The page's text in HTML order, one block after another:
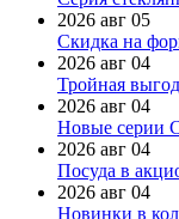
2026 авг 05
Скидка на
2026 авг 04
Тройная
2026 авг 04
Новые серии
2026 авг 04
Посуда в
2026 авг 04
Новинки в